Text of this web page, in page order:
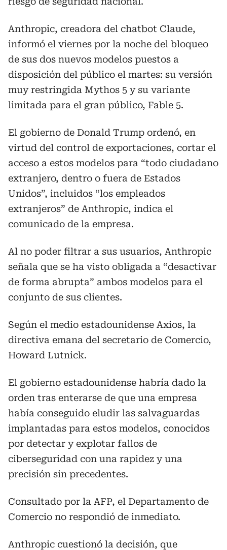
Anthropic, creadora del chatbot Claude,
informó el viernes por la noche del bloqueo
de sus dos nuevos modelos puestos a
disposición del público el martes: su versión
muy restringida Mythos 5 y su variante
limitada para el gran público, Fable 5.
El gobierno de Donald Trump ordenó, en
virtud del control de exportaciones, cortar el
acceso a estos modelos para “todo ciudadano
extranjero, dentro o fuera de Estados
Unidos”, incluidos “los empleados
extranjeros” de Anthropic, indica el
comunicado de la empresa.
Al no poder filtrar a sus usuarios, Anthropic
señala que se ha visto obligada a “desactivar
de forma abrupta” ambos modelos para el
conjunto de sus clientes.
Según el medio estadounidense Axios, la
directiva emana del secretario de Comercio,
Howard Lutnick.
El gobierno estadounidense habría dado la
orden tras enterarse de que una empresa
había conseguido eludir las salvaguardas
implantadas para estos modelos, conocidos
por detectar y explotar fallos de
ciberseguridad con una rapidez y una
precisión sin precedentes.
Consultado por la AFP, el Departamento de
Comercio no respondió de inmediato.
Anthropic cuestionó la decisión, que